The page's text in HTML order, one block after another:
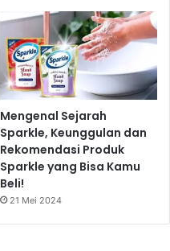
Mengenal Sejarah
Sparkle, Keunggulan dan
Rekomendasi Produk
Sparkle yang Bisa Kamu
Beli!
21 Mei 2024